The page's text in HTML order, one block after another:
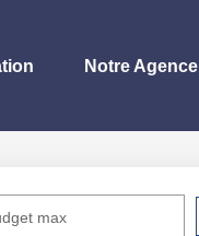
Notre Agence
max